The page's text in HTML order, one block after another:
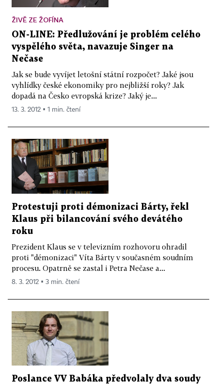
ŽIVĚ ZE ŽOFÍNA
ON-LINE: Předlužování je problém celého
vyspělého světa, navazuje Singer na
Nečase
Jak se bude vyvíjet letošní státní rozpočet? Jaké jsou
vyhlídky české ekonomiky pro nejbližší roky? Jak
dopadá na Česko evropská krize? Jaký je...
13. 3. 2012 ▪ 1 min. čtení
Protestuji proti démonizaci Bárty, řekl
Klaus při bilancování svého devátého
roku
Prezident Klaus se v televizním rozhovoru ohradil
proti "démonizaci" Víta Bárty v současném soudním
procesu. Opatrně se zastal i Petra Nečase a...
8. 3. 2012 ▪ 3 min. čtení
Poslance VV Babáka předvolaly dva soudy